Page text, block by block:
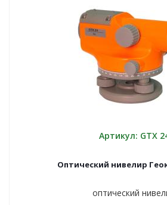
Артикул: GTX
Оптический нивелир
оптический